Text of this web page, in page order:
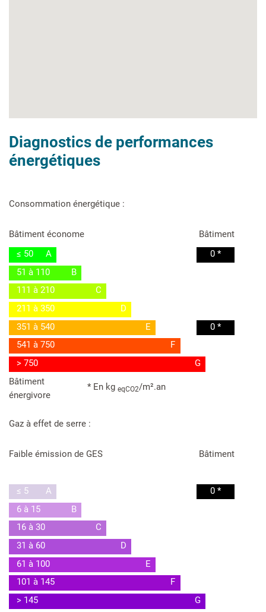
Diagnostics de performances
énergétiques
Consommation énergétique :
Bâtiment économe
Bâtiment
≤ 50
A
0 *
51 à 110
B
111 à 210
C
211 à 350
D
351 à 540
E
0 *
541 à 750
F
> 750
G
Bâtiment
énergivore
* En kgeqCO2/m².an
Gaz à effet de serre :
Faible émission de GES Bâtiment
≤ 5 A
0 *
6 à 15
B
16 à 30
C
31 à 60
D
61 à 100
E
101 à 145
F
> 145
G